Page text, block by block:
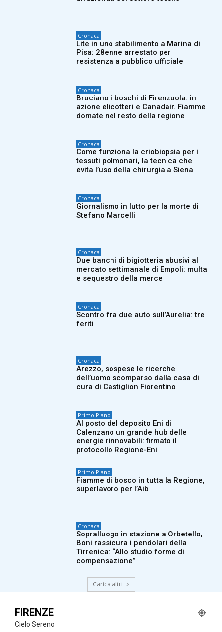
Cronaca
Lite in uno stabilimento a Marina di
Pisa: 28enne arrestato per
resistenza a pubblico ufficiale
Cronaca
Bruciano i boschi di Firenzuola: in
azione elicotteri e Canadair. Fiamme
domate nel resto della regione
Cronaca
Come funziona la criobiopsia per i
tessuti polmonari, la tecnica che
evita l’uso della chirurgia a Siena
Cronaca
Giornalismo in lutto per la morte di
Stefano Marcelli
Cronaca
Due banchi di bigiotteria abusivi al
mercato settimanale di Empoli: multa
e sequestro della merce
Cronaca
Scontro fra due auto sull’Aurelia: tre
feriti
Cronaca
Arezzo, sospese le ricerche
dell’uomo scomparso dalla casa di
cura di Castiglion Fiorentino
Primo Piano
Al posto del deposito Eni di
Calenzano un grande hub delle
energie rinnovabili: firmato il
protocollo Regione-Eni
Primo Piano
Fiamme di bosco in tutta la Regione,
superlavoro per l’Aib
Cronaca
Sopralluogo in stazione a Orbetello,
Boni rassicura i pendolari della
Tirrenica: “Allo studio forme di
compensazione”
Carica altri
FIRENZE
Cielo Sereno